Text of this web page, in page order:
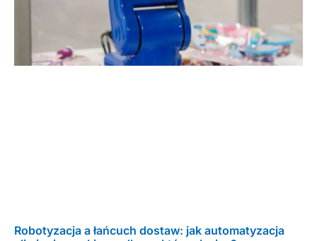
Robotyzacja a łańcuch dostaw: jak automatyzacja